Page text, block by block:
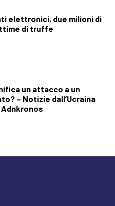
elettronici, due milioni di
di truffe
un attacco a un
– Notizie dall’Ucraina